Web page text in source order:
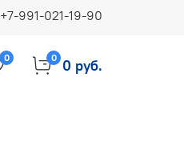
+7-991-021-19-90
0 0 0 руб.